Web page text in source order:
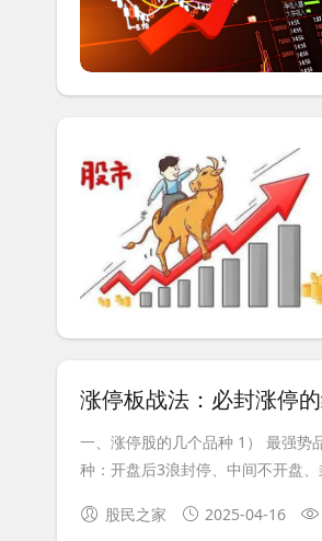
涨停板战法：必封涨停
一、涨停股的几个品种 1） 最强势
种：开盘后3浪封停、中间不开盘
股民之家 2025-04-16